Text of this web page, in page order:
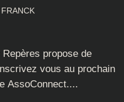
FRANCK
Repères propose de
vous au prochain
AssoConnect....